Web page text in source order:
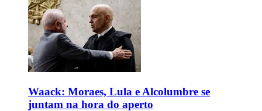
Waack: Moraes, Lula e Alcolumbre se
juntam na hora do aperto